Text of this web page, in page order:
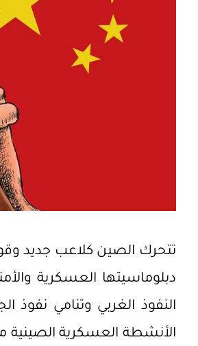
تتحرك الصين كلاعب جديد
دبلوماسيتها العسكرية
النفوذ الغربي وتنامي نفوذ
الأنشطة العسكرية الصينية ما